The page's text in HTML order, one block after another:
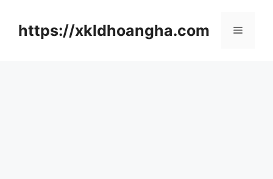
https://xkldhoangha.com 메